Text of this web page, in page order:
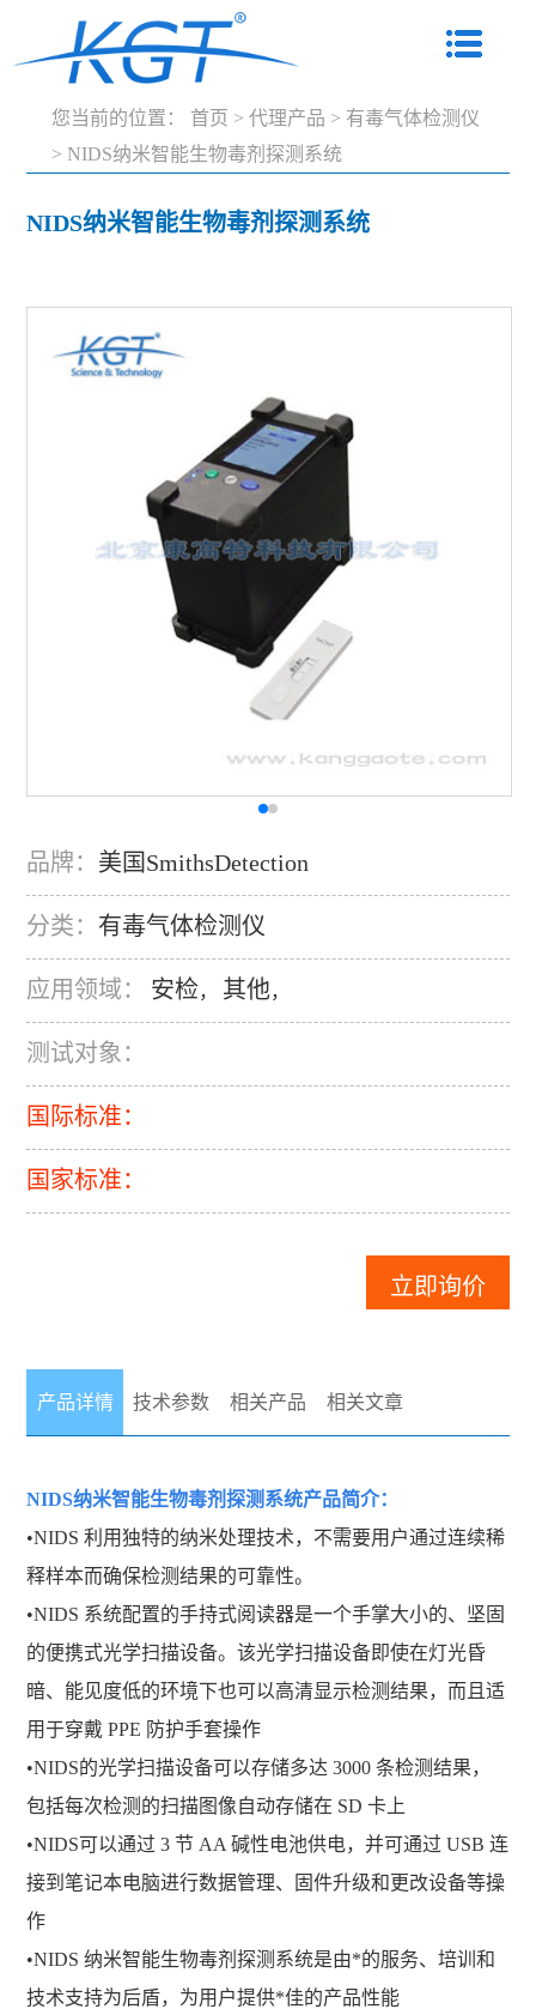
您当前的位置： 首页 > 代理产品 > 有毒气体检测仪
> NIDS纳米智能生物毒剂探测系统
NIDS纳米智能生物毒剂探测系统
品牌： 美国SmithsDetection
分类： 有毒气体检测仪
应用领域： 安检， 其他，
测试对象：
国际标准：
国家标准：
立即询价
产品详情 技术参数 相关产品 相关文章
NIDS纳米智能生物毒剂探测系统产品简介：
•NIDS 利用独特的纳米处理技术，不需要用户通过连续稀
释样本而确保检测结果的可靠性。
•NIDS 系统配置的手持式阅读器是一个手掌大小的、坚固
的便携式光学扫描设备。该光学扫描设备即使在灯光昏
暗、能见度低的环境下也可以高清显示检测结果，而且适
用于穿戴 PPE 防护手套操作
•NIDS的光学扫描设备可以存储多达 3000 条检测结果，
包括每次检测的扫描图像自动存储在 SD 卡上
•NIDS可以通过 3 节 AA 碱性电池供电，并可通过 USB 连
接到笔记本电脑进行数据管理、固件升级和更改设备等操
作
•NIDS 纳米智能生物毒剂探测系统是由*的服务、培训和
技术支持为后盾，为用户提供*佳的产品性能